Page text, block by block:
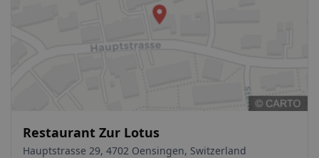
Restaurant Zur Lotus
Hauptstrasse 29, 4702 Oensingen, Switzerland